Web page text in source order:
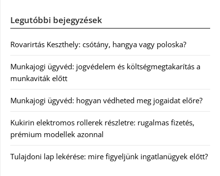
Legutóbbi bejegyzések
Rovarirtás Keszthely: csótány, hangya vagy poloska?
Munkajogi ügyvéd: jogvédelem és költségmegtakarítás a
munkaviták előtt
Munkajogi ügyvéd: hogyan védheted meg jogaidat előre?
Kukirin elektromos rollerek részletre: rugalmas fizetés,
prémium modellek azonnal
Tulajdoni lap lekérése: mire figyeljünk ingatlanügyek előtt?